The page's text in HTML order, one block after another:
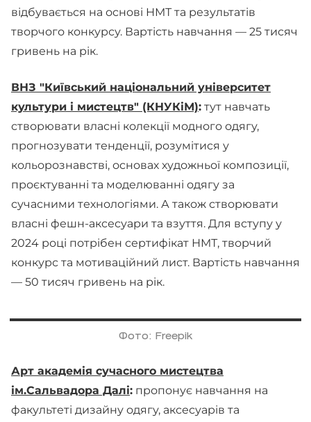
відбувається на основі НМТ та результатів
творчого конкурсу. Вартість навчання — 25 тисяч
гривень на рік.
ВНЗ "Київський національний університет
культури і мистецтв" (КНУКіМ): тут навчать
створювати власні колекції модного одягу,
прогнозувати тенденції, розумітися у
кольорознавстві, основах художньої композиції,
проєктуванні та моделюванні одягу за
сучасними технологіями. А також створювати
власні фешн-аксесуари та взуття. Для вступу у
2024 році потрібен сертифікат НМТ, творчий
конкурс та мотиваційний лист. Вартість навчання
— 50 тисяч гривень на рік.
Фото: Freepik
Арт академія сучасного мистецтва
ім.Сальвадора Далі: пропонує навчання на
факультеті дизайну одягу, аксесуарів та